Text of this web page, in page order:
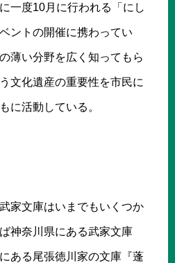
一度10月に行われる「にし
ントの開催に携わってい
薄い分野を広く知ってもら
文化遺産の重要性を市民に
に活動している。
家文庫はいまでもいくつか
神奈川県にある武家文庫
ある尾張徳川家の文庫『蓬